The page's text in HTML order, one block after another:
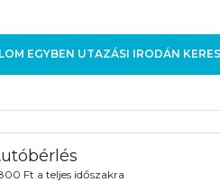
EGYBEN UTAZÁSI IRODÁN
Ft a teljes időszakra